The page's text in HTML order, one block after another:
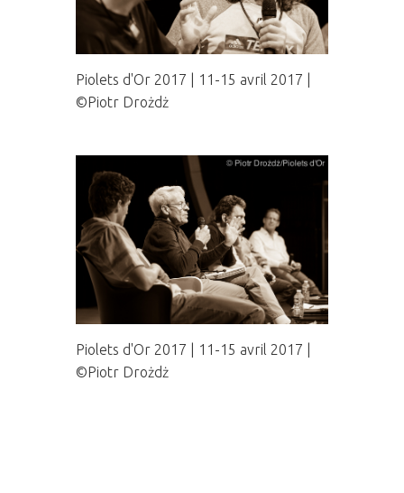
Piolets d'Or 2017 | 11-15 avril 2017 |
©Piotr Drożdż
Piolets d'Or 2017 | 11-15 avril 2017 |
©Piotr Drożdż